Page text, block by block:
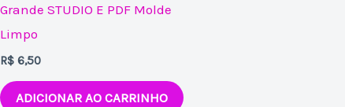
Grande STUDIO E PDF Molde
Limpo
R$ 6,50
ADICIONAR AO CARRINHO